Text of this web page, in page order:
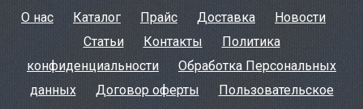
О нас Каталог Прайс Доставка
Новости
Статьи
Контакты
Политика
конфиденциальности
Обработка Персональных
данных
Договор оферты
Пользовательское